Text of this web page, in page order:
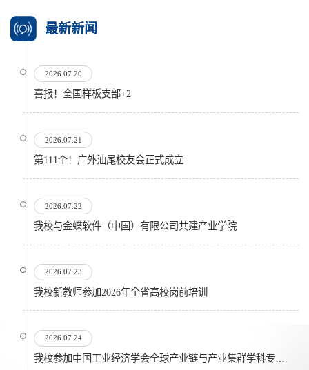
最新新闻
2026.07.20
喜报！全国样板支部+2
2026.07.21
第111个！广外汕尾校友会正式成立
2026.07.22
我校与金蝶软件（中国）有限公司共建产业学院
2026.07.23
我校新教师参加2026年全省高校岗前培训
2026.07.24